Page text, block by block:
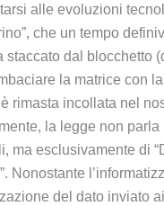
alle evoluzioni
che un tempo
staccato dal blocchetto
la matrice con
rimasta incollata nel
la legge non
ma esclusivamente di
Nonostante
del dato inviato